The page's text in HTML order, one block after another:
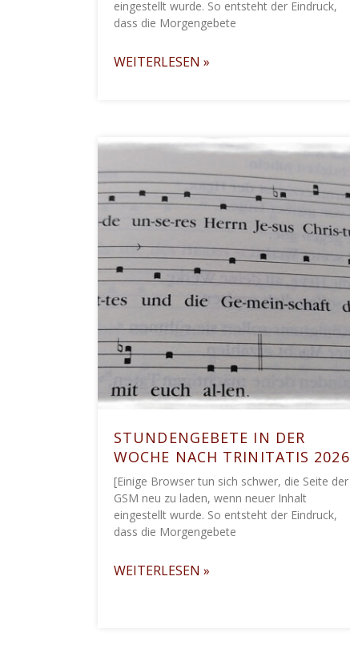
eingestellt wurde. So entsteht der Eindruck,
dass die Morgengebete
WEITERLESEN »
STUNDENGEBETE IN DER
WOCHE NACH TRINITATIS 2026
[Einige Browser tun sich schwer, die Seite der
GSM neu zu laden, wenn neuer Inhalt
eingestellt wurde. So entsteht der Eindruck,
dass die Morgengebete
WEITERLESEN »